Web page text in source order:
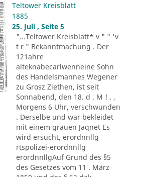
Teltower Kreisblatt
1885
25. Juli , Seite 5
"...Teltower Kreisblatt* v " " 'v
t r " Bekanntmachung . Der
121ahre
alteknabecarlwenneine Sohn
des Handelsmannes Wegener
zu Grosz Ziethen, ist seit
Sonnabend, den 18. d . M ! . ,
Morgens 6 Uhr, verschwunden
. Derselbe und war bekleidet
mit einem grauen Jaqnet Es
wird ersucht, erordnnllg
rtspolizei-erordnnllg
erordnnllgAuf Grund des §5
des Gesetzes vom 11 . März